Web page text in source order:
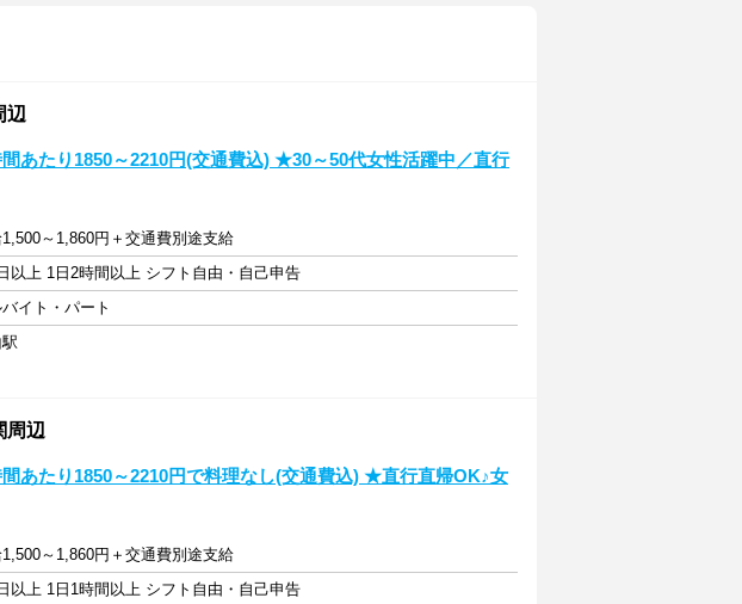
辺
間あたり1850～2210円(交通費込) ★30～50代女性活躍中／直行
～1,860円＋交通費別途支給
以上 1日2時間以上 シフト自由・自己申告
イト・パート
辺
間あたり1850～2210円で料理なし(交通費込) ★直行直帰OK♪女
～1,860円＋交通費別途支給
以上 1日1時間以上 シフト自由・自己申告